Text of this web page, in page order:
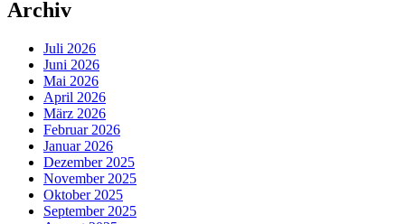
Archiv
Juli 2026
Juni 2026
Mai 2026
April 2026
März 2026
Februar 2026
Januar 2026
Dezember 2025
November 2025
Oktober 2025
September 2025